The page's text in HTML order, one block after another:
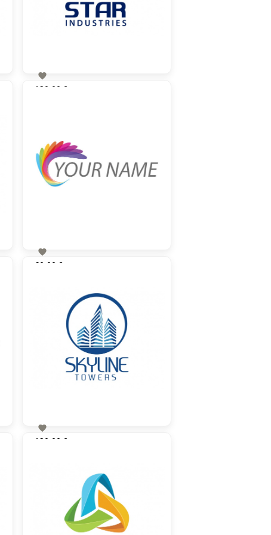

130,00 €

60,00 €

130,00 €